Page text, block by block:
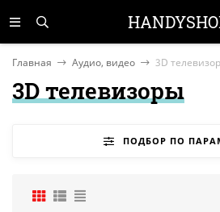
Главная Аудио, видео 3D
3D телевизоры
ПОДБОР ПО